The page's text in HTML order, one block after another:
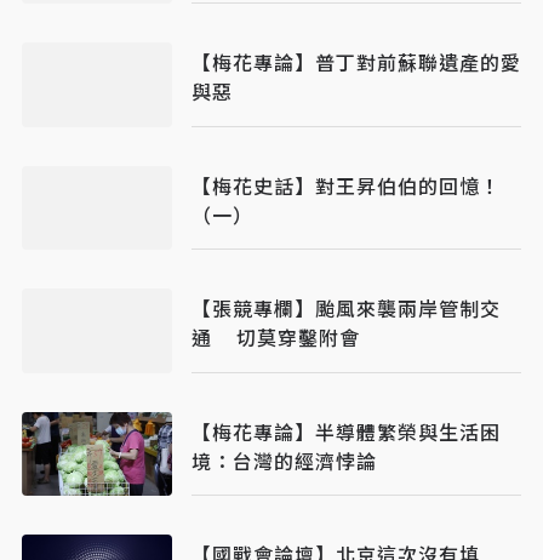
【梅花專論】普丁對前蘇聯遺產的愛
與惡
【梅花史話】對王昇伯伯的回憶！
（一）
【張競專欄】颱風來襲兩岸管制交
通 切莫穿鑿附會
【梅花專論】半導體繁榮與生活困
境：台灣的經濟悖論